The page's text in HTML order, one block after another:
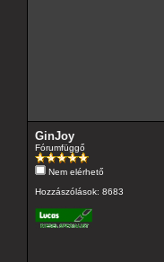
GinJoy
Fórumfüggő
Nem elérhető
Hozzászólások: 8683